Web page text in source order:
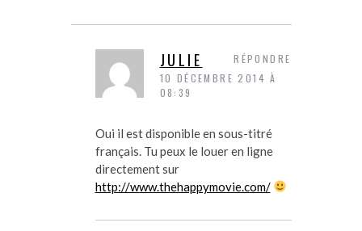
JULIE
10 DÉCEMBRE 2014 À
08:39
Oui il est disponible en sous-titré
français. Tu peux le louer en ligne
directement sur
http://www.thehappymovie.com/
RÉPONDRE